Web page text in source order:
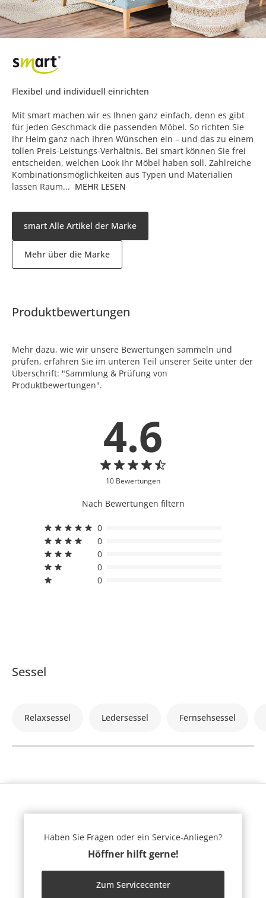
Flexibel und individuell einrichten
Mit smart machen wir es Ihnen ganz einfach, denn es gibt
für jeden Geschmack die passenden Möbel. So richten Sie
Ihr Heim ganz nach Ihren Wünschen ein – und das zu einem
tollen Preis-Leistungs-Verhältnis. Bei smart können Sie frei
entscheiden, welchen Look Ihr Möbel haben soll. Zahlreiche
Kombinationsmöglichkeiten aus Typen und Materialien
lassen Raum... MEHR LESEN
smart Alle Artikel der Marke
Mehr über die Marke
Produktbewertungen
Mehr dazu, wie wir unsere Bewertungen sammeln und
prüfen, erfahren Sie im unteren Teil unserer Seite unter der
Überschrift: "Sammlung & Prüfung von
Produktbewertungen".
4.6
10 Bewertungen
Nach Bewertungen filtern
0
0
0
0
0
Sessel
Relaxsessel Ledersessel Fernsehsessel
Haben Sie Fragen oder ein Service-Anliegen?
Höffner hilft gerne!
Zum Servicecenter